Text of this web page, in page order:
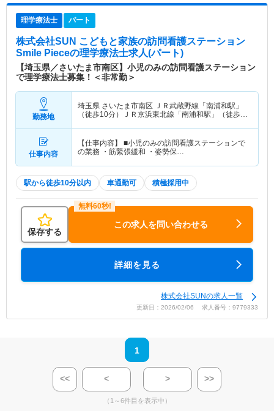
理学療法士 パート
株式会社SUN こどもと家族の訪問看護ステーション
Smile Pieceの理学療法士求人(パート)
【埼玉県／さいたま市南区】小児のみの訪問看護ステーション
で理学療法士募集！＜非常勤＞
勤務地
埼玉県 さいたま市南区 ＪＲ武蔵野線「南浦和駅」
（徒歩10分）ＪＲ京浜東北線「南浦和駅」（徒歩
仕事内容
【仕事内容】 ■小児のみの訪問看護ステーションで
の業務 ・筋緊張緩和 ・姿勢保…
駅から徒歩10分以内 車通勤可 積極採用中
保存する
この求人を問い合わせる
詳細を見る
株式会社SUNの求人一覧
更新日：2026/02/06 求人番号：9779333
1
<< < > >>
（1～6件目を表示中）